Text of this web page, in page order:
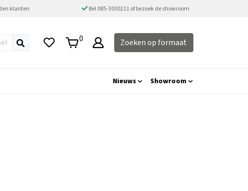
klanten Bel 085-3030211 of bezoek de showroom
0 Zoeken op formaat
Nieuws Showroom